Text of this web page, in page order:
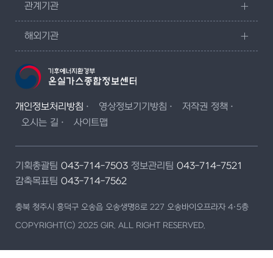
관계기관
해외기관
개인정보처리방침 영상정보기기방침
저작권 정책
오시는 길
사이트맵
기획총괄팀 043-714-7503 정보관리팀 043-714-7521
감축목표팀 043-714-7562
충북 청주시 흥덕구 오송읍 오송생명8로 227 오송바이오프라자 4·5층
COPYRIGHT(C) 2025 GIR. ALL RIGHT RESERVED.